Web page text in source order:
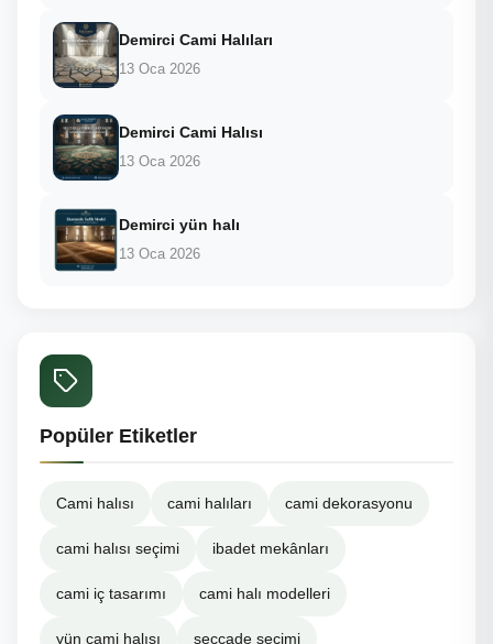
Demirci Cami Halıları
13 Oca 2026
Demirci Cami Halısı
13 Oca 2026
Demirci yün halı
13 Oca 2026
Popüler Etiketler
Cami halısı cami halıları cami dekorasyonu
cami halısı seçimi ibadet mekânları
cami iç tasarımı cami halı modelleri
yün cami halısı seccade seçimi